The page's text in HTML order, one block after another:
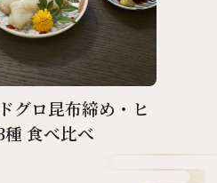
グロ昆布締め・ヒ
食べ比べ